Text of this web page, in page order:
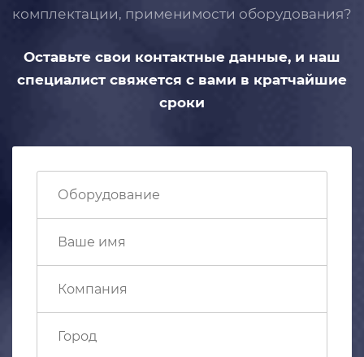
комплектации, применимости оборудования?
Оставьте свои контактные данные, и наш
специалист свяжется с вами в кратчайшие
сроки